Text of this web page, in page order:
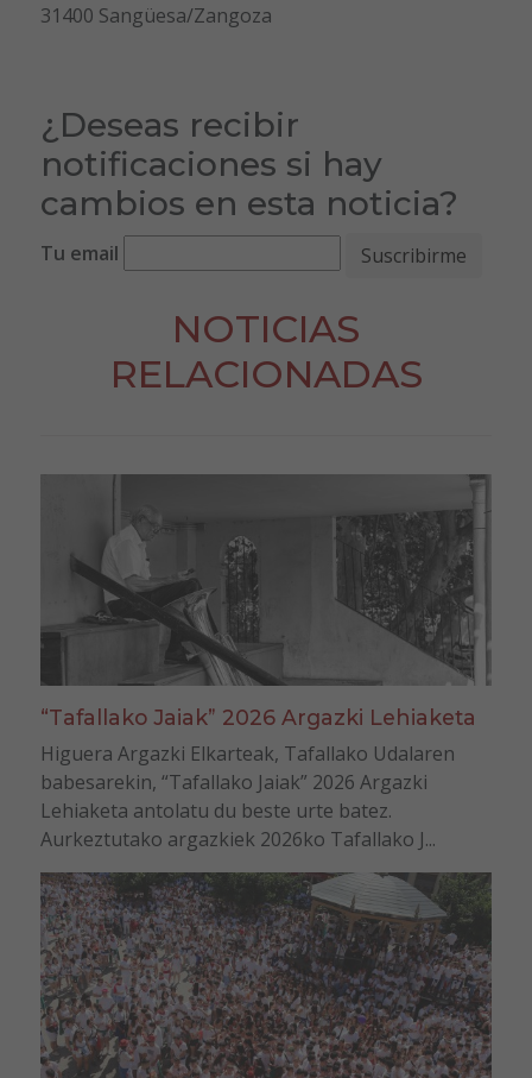
31400 Sangüesa/Zangoza
¿Deseas recibir
notificaciones si hay
cambios en esta noticia?
Tu email
NOTICIAS
RELACIONADAS
“Tafallako Jaiak” 2026 Argazki Lehiaketa
Higuera Argazki Elkarteak, Tafallako Udalaren
babesarekin, “Tafallako Jaiak” 2026 Argazki
Lehiaketa antolatu du beste urte batez.
Aurkeztutako argazkiek 2026ko Tafallako J...